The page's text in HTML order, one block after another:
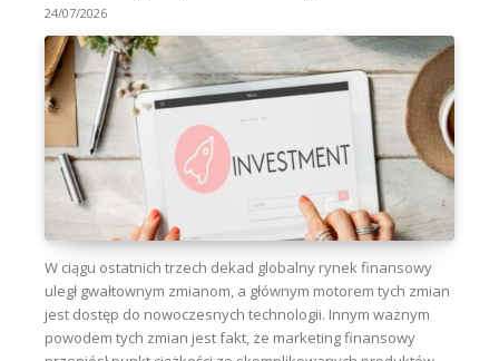
24/07/2026
W ciągu ostatnich trzech dekad globalny rynek finansowy
uległ gwałtownym zmianom, a głównym motorem tych zmian
jest dostęp do nowoczesnych technologii. Innym ważnym
powodem tych zmian jest fakt, że marketing finansowy